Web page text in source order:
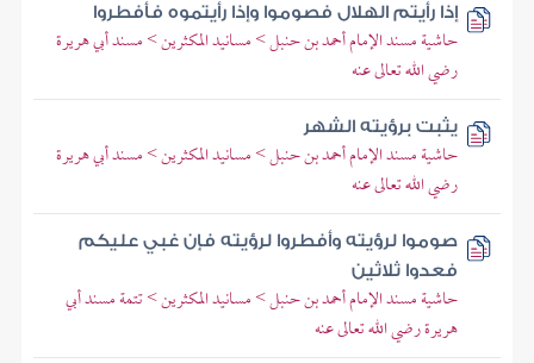
إذا رأيتم الهلال فصوموا وإذا رأيتموه فأفطروا
حاشية مسند الإمام أحمد بن حنبل > مسانيد المكثرين > مسند أبي هريرة
رضي الله تعالى عنه
يثبت برؤيته الشهر
حاشية مسند الإمام أحمد بن حنبل > مسانيد المكثرين > مسند أبي هريرة
رضي الله تعالى عنه
صوموا لرؤيته وأفطروا لرؤيته فإن غبي عليكم
فعدوا ثلاثين
حاشية مسند الإمام أحمد بن حنبل > مسانيد المكثرين > تتمة مسند أبي
هريرة رضي الله تعالى عنه